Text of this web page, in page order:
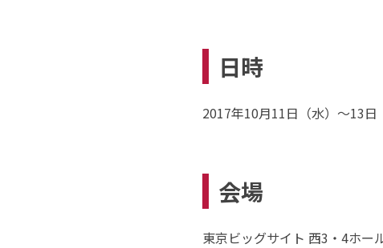
日時
2017年10月11日（水）～13
会場
東京ビッグサイト 西3・4ホー